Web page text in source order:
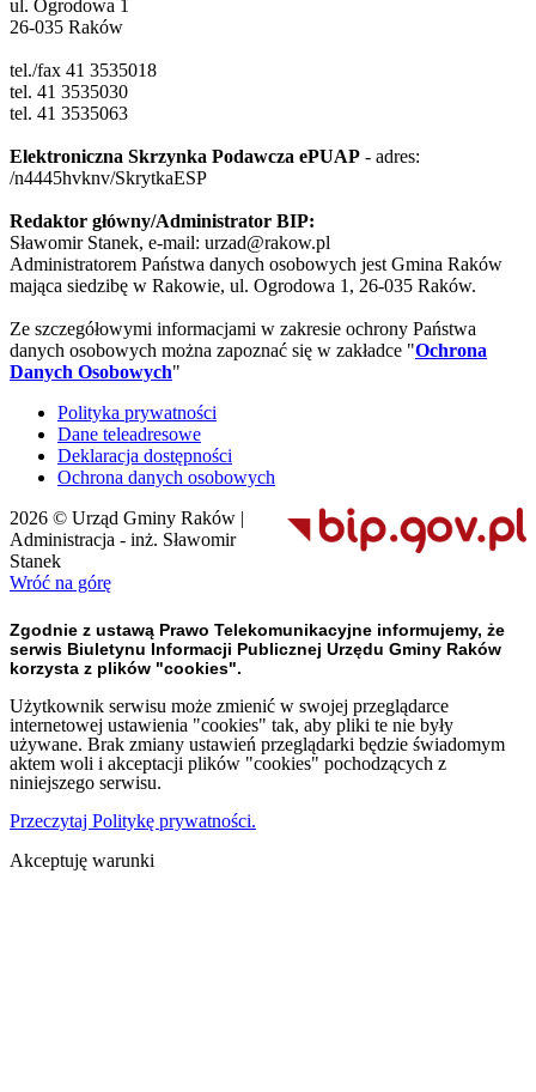
ul. Ogrodowa 1
26-035 Raków
tel./fax 41 3535018
tel. 41 3535030
tel. 41 3535063
Elektroniczna Skrzynka Podawcza ePUAP - adres:
/n4445hvknv/SkrytkaESP
Redaktor główny/Administrator BIP:
Sławomir Stanek, e-mail: urzad@rakow.pl
Administratorem Państwa danych osobowych jest Gmina Raków
mająca siedzibę w Rakowie, ul. Ogrodowa 1, 26-035 Raków.
Ze szczegółowymi informacjami w zakresie ochrony Państwa
danych osobowych można zapoznać się w zakładce "Ochrona
Danych Osobowych"
Polityka prywatności
Dane teleadresowe
Deklaracja dostępności
Ochrona danych osobowych
2026 © Urząd Gminy Raków |
Administracja - inż. Sławomir
Stanek
Wróć na górę
Zgodnie z ustawą Prawo Telekomunikacyjne informujemy, że
serwis Biuletynu Informacji Publicznej Urzędu Gminy Raków
korzysta z plików "cookies".
Użytkownik serwisu może zmienić w swojej przeglądarce
internetowej ustawienia "cookies" tak, aby pliki te nie były
używane. Brak zmiany ustawień przeglądarki będzie świadomym
aktem woli i akceptacji plików "cookies" pochodzących z
niniejszego serwisu.
Przeczytaj Politykę prywatności.
Akceptuję warunki